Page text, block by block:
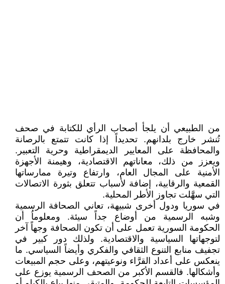
من الطبيعي أن يلجأ أصحاب الرأي للكتابة في صحف
تُنشر خارج بلدانهم. تحديداً إذا كانت تتمتع بالرصانة
والمحافظة على المعايير الديمقراطية وحرية التعبير.
ويعزز من ذلك، معاناتهم الاقتصادية، وهيمنة الأجهزة
الأمنية على المجال العام، وارتفاع وتيرة ممارساتها
القمعية والرقابية، إضافة لأسباب تتعلق بثورة الاتصالات
التي سهَّلت تجاوز الأطر المحلية.
في سوريا ودول أخرى شبيهة، تعاني الصحافة الرسمية
وشبه الرسمية من أوضاع جداً سيئة. ومعلوماُ أن
الحكومة السورية تعمل على أن تكون الصحافة وجهاً آخر
لتوجهاتها السياسية والاقتصادية. ولذلك دور كبير في
تجفيف منابع التنوع الثقافي والفكري وأيضاً السياسي. ما
ينعكس على أعداد القرَّاء ونوعيتهم، وعلى حجم المبيعات
وأشكالها. فالقسم الأكبر من الصحف الرسمية يوزع على